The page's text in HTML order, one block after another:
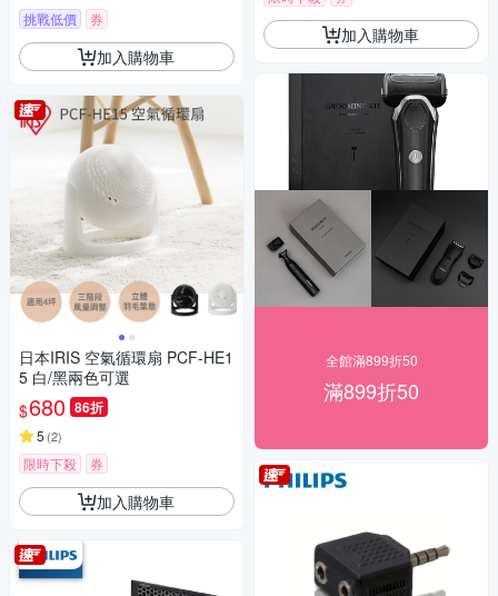
挑戰低價 券
加入購物車
日本IRIS 空氣循環扇 PCF-HE1
5 白/黑兩色可選
$680 86折
5 (2)
限時下殺 券
加入購物車
加入購物車
全館滿899折50
滿899折50